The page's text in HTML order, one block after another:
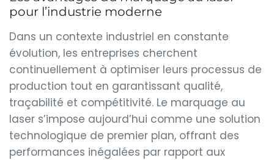
pour l’industrie moderne
Dans un contexte industriel en constante
évolution, les entreprises cherchent
continuellement à optimiser leurs processus de
production tout en garantissant qualité,
traçabilité et compétitivité. Le marquage au
laser s’impose aujourd’hui comme une solution
technologique de premier plan, offrant des
performances inégalées par rapport aux